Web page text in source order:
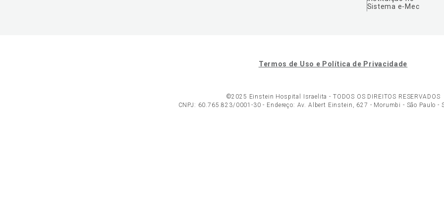
Sistema e-Mec
Termos de Uso e Política de Privacidade
©2025 Einstein Hospital Israelita - TODOS OS DIREITOS RESERVADOS
CNPJ: 60.765.823/0001-30 - Endereço: Av. Albert Einstein, 627 - Morumbi - São Paulo -